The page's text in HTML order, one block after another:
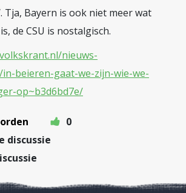
Tja, Bayern is ook niet meer wat
de CSU is nostalgisch.
nieuws-
beieren-gaat-we-zijn-wie-we-
op~b3d6bd7e/
0
discussie